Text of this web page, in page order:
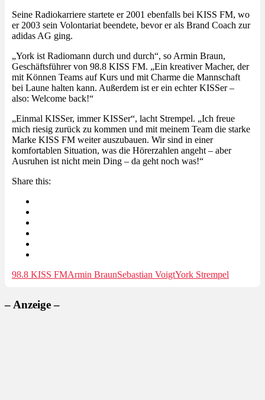
Seine Radiokarriere startete er 2001 ebenfalls bei KISS FM, wo
er 2003 sein Volontariat beendete, bevor er als Brand Coach zur
adidas AG ging.
„York ist Radiomann durch und durch“, so Armin Braun,
Geschäftsführer von 98.8 KISS FM. „Ein kreativer Macher, der
mit Können Teams auf Kurs und mit Charme die Mannschaft
bei Laune halten kann. Außerdem ist er ein echter KISSer –
also: Welcome back!“
„Einmal KISSer, immer KISSer“, lacht Strempel. „Ich freue
mich riesig zurück zu kommen und mit meinem Team die starke
Marke KISS FM weiter auszubauen. Wir sind in einer
komfortablen Situation, was die Hörerzahlen angeht – aber
Ausruhen ist nicht mein Ding – da geht noch was!“
Share this:
98.8 KISS FMArmin BraunSebastian VoigtYork Strempel
– Anzeige –